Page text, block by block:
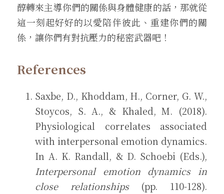
醇轉來主導你們的關係與身體健康的話，那就從
這一刻起好好的以愛陪伴彼此、重建你們的關
係，讓你們有對抗壓力的秘密武器吧！
References
Saxbe, D., Khoddam, H., Corner, G. W.,
Stoycos, S. A., & Khaled, M. (2018).
Physiological correlates associated
with interpersonal emotion dynamics.
Interpersonal emotion dynamics in
close relationships (pp. 110-128).